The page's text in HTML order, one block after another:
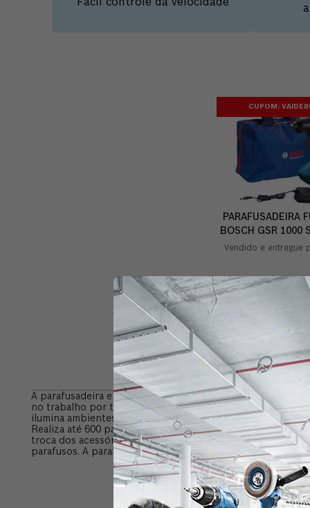
Fácil controle da velocidade
CUPOM:
PARAFUSADEIRA
BOSCH GSR 1000
COM
Vendido e entregue
A parafusadeira e furadeira GSR 1000 Smart é a mais
no trabalho por ter carregador rápido bivolt que carrega a
ilumina ambientes mais escuros e indicador eficiente de
Realiza até 600 parafusamentos por carga em madeira
troca dos acessórios. Indicada para aplicação leve em
parafusos. A parafusadeira GSR 1000 Smart acompanha